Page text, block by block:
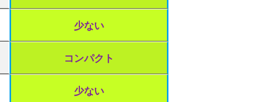
少ない
コンパクト
少ない